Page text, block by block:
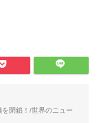
閉鎖！/世界のニュー